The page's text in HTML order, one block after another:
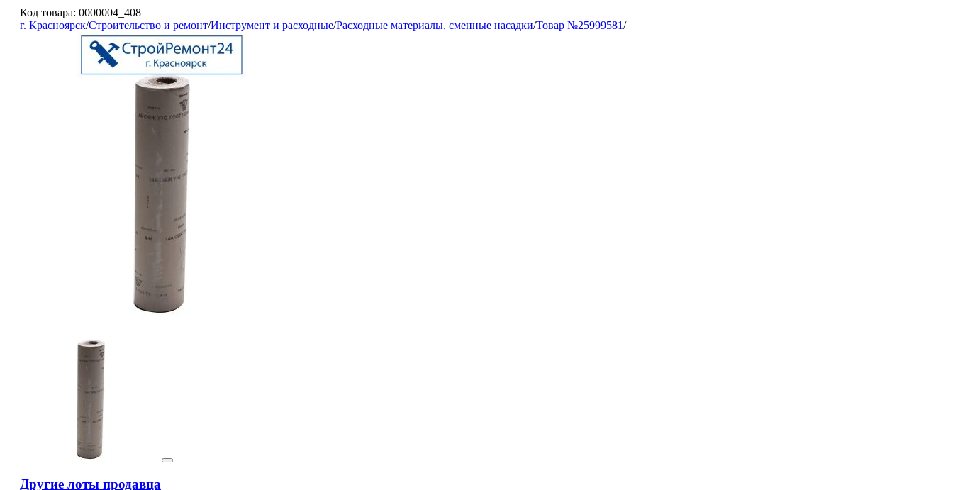
Код товара: 0000004_408
г. Красноярск/Строительство и ремонт/Инструмент и расходные/Расходные материалы, сменные насадки/Товар №25999581/
Другие лоты продавца